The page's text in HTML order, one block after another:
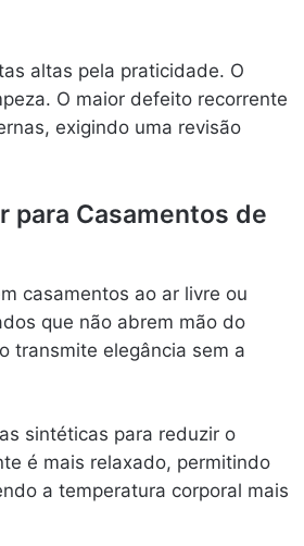
altas pela praticidade. O
O maior defeito recorrente
exigindo uma revisão
para Casamentos de
casamentos ao ar livre ou
que não abrem mão do
transmite elegância sem a
sintéticas para reduzir o
é mais relaxado, permitindo
a temperatura corporal mais